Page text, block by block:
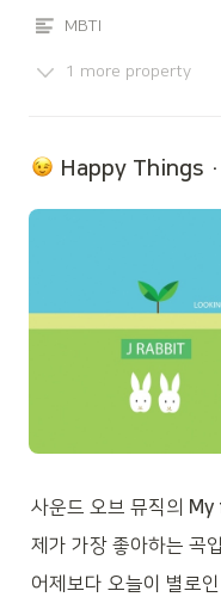
MBTI
1 more property
Happy Things
사운드 오브 뮤직의
제가 가장 좋아하는 곡
어제보다 오늘이 별로